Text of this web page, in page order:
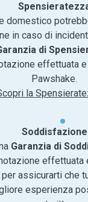
domestico
in caso di
di
effettuata
Pawshake.
la
Soddisfazione
Garanzia di
effettuata
assicurarti che
esperienza